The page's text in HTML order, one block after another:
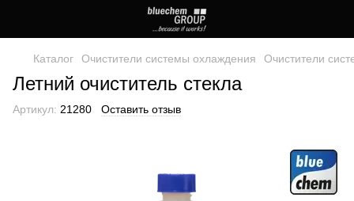
Каталог Очистители системы охлаждения Очистители
Летний очиститель стекла
Артикул: 21280 Оставить отзыв